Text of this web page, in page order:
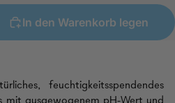
In den Warenkorb legen
feuchtigkeitsspendendes
mit ausgewogenem pH-Wert und